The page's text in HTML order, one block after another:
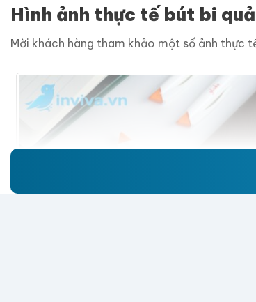
Hình ảnh thực tế bút bi
Mời khách hàng tham khảo một số ảnh thực